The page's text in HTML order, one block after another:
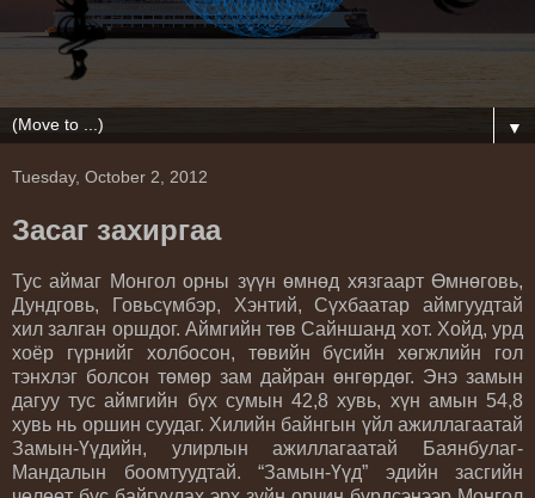
▼
Tuesday, October 2, 2012
Засаг захиргаа
Тус аймаг Монгол орны зүүн өмнөд хязгаарт Өмнөговь,
Дундговь, Говьсүмбэр, Хэнтий, Сүхбаатар аймгуудтай
хил залган оршдог. Аймгийн төв Сайншанд хот. Хойд, урд
хоёр гүрнийг холбосон, төвийн бүсийн хөгжлийн гол
тэнхлэг болсон төмөр зам дайран өнгөрдөг. Энэ замын
дагуу тус аймгийн бүх сумын 42,8 хувь, хүн амын 54,8
хувь нь оршин суудаг. Хилийн байнгын үйл ажиллагаатай
Замын-Үүдийн, улирлын ажиллагаатай Баянбулаг-
Мандалын боомтуудтай. “Замын-Үүд” эдийн засгийн